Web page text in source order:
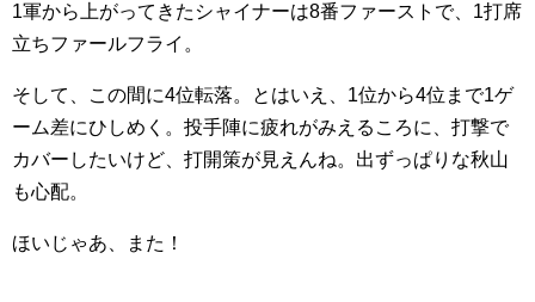
1軍から上がってきたシャイナーは8番ファーストで、1打席
立ちファールフライ。
そして、この間に4位転落。とはいえ、1位から4位まで1ゲ
ーム差にひしめく。投手陣に疲れがみえるころに、打撃で
カバーしたいけど、打開策が見えんね。出ずっぱりな秋山
も心配。
ほいじゃあ、また！